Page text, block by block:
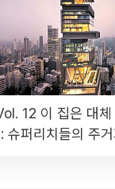
12 이 집은 대
: 슈퍼리치들의 주